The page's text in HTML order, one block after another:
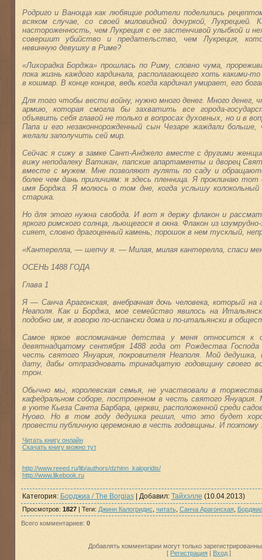
Родриго и Ваноцца как любящие родители поделились
всяком случае, со своей миловидной дочуркой,
настороженность, чем Лукреция с ее застенчивой улыбкой и
совершит убийство и предательство, чем Лукреция,
невинную девушку в Риме?
«Лихорадка Борджа» прошлась по Риму, словно чума,
пока жизнь каждого кардинала, располагающего хоть какими-
в кошмар. В конце концов, ведь когда кардинал умирает, его
Для того чтобы вести войну, нужно много денег. Много
армию, которая смогла бы захватить все города-
объявить себя главой не только в вопросах духовных, но и в
Папа и его незаконнорожденный сын Чезаре жаждали
желали заполучить сей мир.
Сейчас я сижу в замке Сант-Анджело вместе с другими
вижу неподалеку Ватикан, папские апартаменты и дворец
вместе с мужем. Мне позволяют гулять по саду и
более чем дань приличиям: я здесь пленница. Я проклинаю
имя Борджа. Я молюсь о том дне, когда услышу
старика.
Но для этого нужна свобода. И вот я держу флакон и
яркого римского солнца, льющегося в окна. Флакон из
сияет, словно драгоценный камень; порошок в нем тусклый,
«Кантерелла, — шепчу я. — Милая, милая кантерелла, спаси
ОСЕНЬ 1488 ГОДА
Глава 1
Я — Санча Арагонская, внебрачная дочь человека, который
Неаполя. Как и Борджа, мое семейство явилось на
подобно им, я говорю по-испански дома и по-итальянски в
Самое яркое воспоминание детства у меня относится к
девятнадцатому сентября 1488 года от Рождества
честь святого Януария, покровителя Неаполя. Мой
дату, дабы отпраздновать тринадцатую годовщину своего
трон.
Обычно мы, королевская семья, не участвовали в
кафедральном соборе, построенном в честь святого
в уюте Кьеза Санта Барбара, церкви, расположенной среди
Нуово. Но в том году дедушка решил, что это будет
провести публичную церемонию в честь годовщины. И
Читать книгу онлайн
Скачать книгу можно тут
http://www.reeed.ru/lib/authors/dzhinn_kalogridis/
http://www.likebook.ru
Категория: Борджиа / The Borgias| Добавил: Тайхэлле (10.04.2013)
Просмотров: 1827| Теги: Джинн Калогридис читать, Санча Арагонская,
Всего комментариев: 0
Добавлять комментарии могут только
[ Регистрация | Вход ]